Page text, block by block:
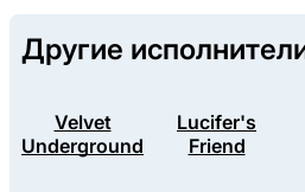
Другие
Velvet
Underground
Lucifer's
Friend